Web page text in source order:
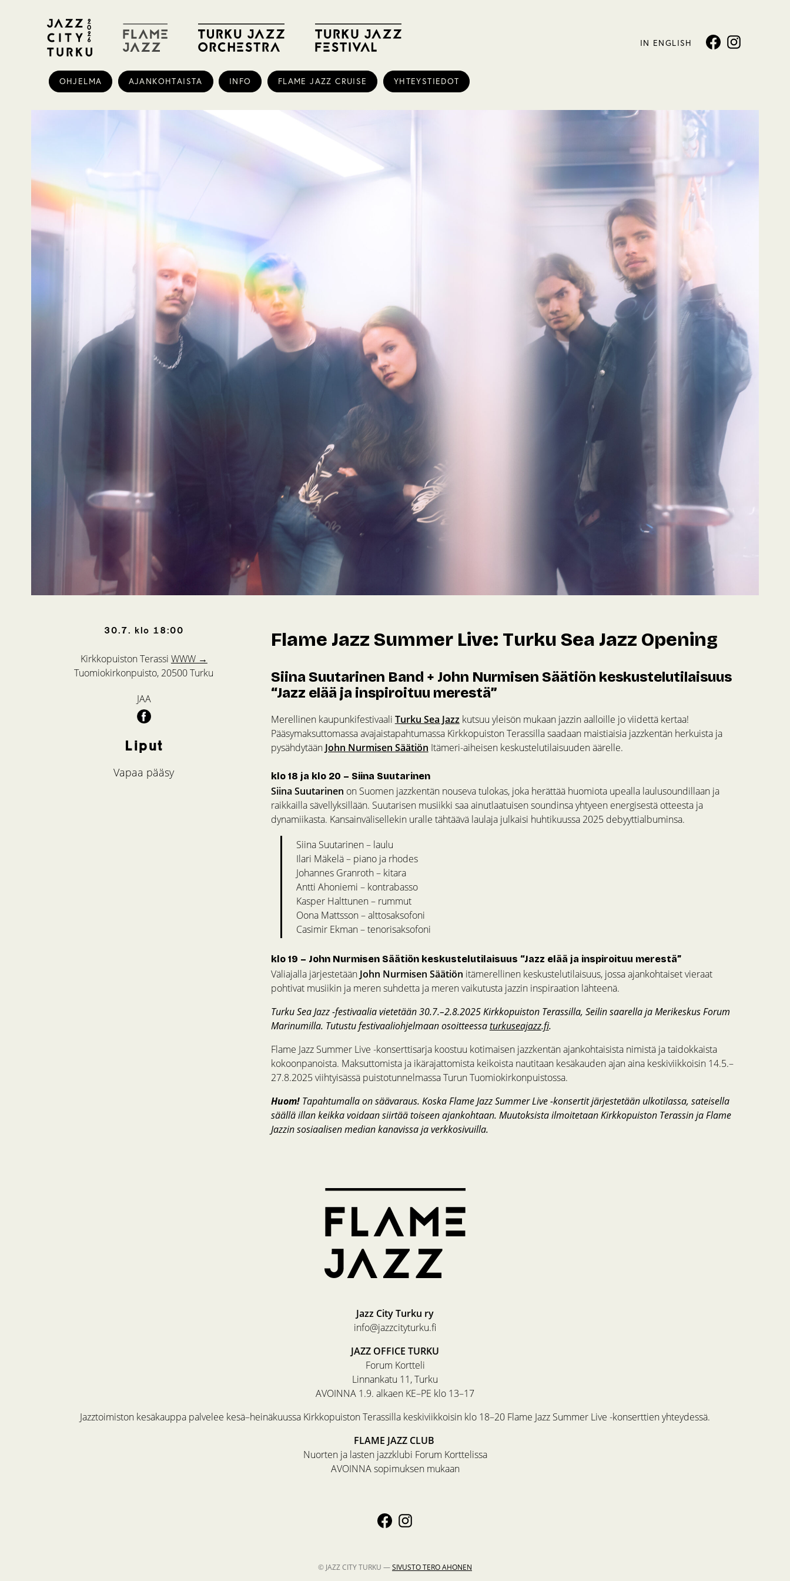
IN ENGLISH
OHJELMA AJANKOHTAISTA INFO FLAME JAZZ CRUISE YHTEYSTIEDOT
30.7. klo 18:00
Kirkkopuiston Terassi WWW →
Tuomiokirkonpuisto, 20500 Turku
JAA
Liput
Vapaa pääsy
Flame Jazz Summer Live: Turku Sea Jazz Opening
Siina Suutarinen Band + John Nurmisen Säätiön keskustelutilaisuus
“Jazz elää ja inspiroituu merestä”
Merellinen kaupunkifestivaali Turku Sea Jazz kutsuu yleisön mukaan jazzin aalloille jo viidettä kertaa!
Pääsymaksuttomassa avajaistapahtumassa Kirkkopuiston Terassilla saadaan maistiaisia jazzkentän herkuista ja
pysähdytään John Nurmisen Säätiön Itämeri-aiheisen keskustelutilaisuuden äärelle.
klo 18 ja klo 20 – Siina Suutarinen
Siina Suutarinen on Suomen jazzkentän nouseva tulokas, joka herättää huomiota upealla laulusoundillaan ja
raikkailla sävellyksillään. Suutarisen musiikki saa ainutlaatuisen soundinsa yhtyeen energisestä otteesta ja
dynamiikasta. Kansainvälisellekin uralle tähtäävä laulaja julkaisi huhtikuussa 2025 debyyttialbuminsa.
Siina Suutarinen – laulu
Ilari Mäkelä – piano ja rhodes
Johannes Granroth – kitara
Antti Ahoniemi – kontrabasso
Kasper Halttunen – rummut
Oona Mattsson – alttosaksofoni
Casimir Ekman – tenorisaksofoni
klo 19 – John Nurmisen Säätiön keskustelutilaisuus “Jazz elää ja inspiroituu merestä”
Väliajalla järjestetään John Nurmisen Säätiön itämerellinen keskustelutilaisuus, jossa ajankohtaiset vieraat
pohtivat musiikin ja meren suhdetta ja meren vaikutusta jazzin inspiraation lähteenä.
Turku Sea Jazz -festivaalia vietetään 30.7.–2.8.2025 Kirkkopuiston Terassilla, Seilin saarella ja Merikeskus Forum
Marinumilla. Tutustu festivaaliohjelmaan osoitteessaturkuseajazz.fi.
Flame Jazz Summer Live -konserttisarja koostuu kotimaisen jazzkentän ajankohtaisista nimistä ja taidokkaista
kokoonpanoista. Maksuttomista ja ikärajattomista keikoista nautitaan kesäkauden ajan aina keskiviikkoisin 14.5.–
27.8.2025 viihtyisässä puistotunnelmassa Turun Tuomiokirkonpuistossa.
Huom!Tapahtumalla on säävaraus. Koska Flame Jazz Summer Live -konsertit järjestetään ulkotilassa, sateisella
säällä illan keikka voidaan siirtää toiseen ajankohtaan. Muutoksista ilmoitetaan Kirkkopuiston Terassin ja Flame
Jazzin sosiaalisen median kanavissa ja verkkosivuilla.
Jazz City Turku ry
info@jazzcityturku.fi
JAZZ OFFICE TURKU
Forum Kortteli
Linnankatu 11, Turku
AVOINNA 1.9. alkaen KE–PE klo 13–17
Jazztoimiston kesäkauppa palvelee kesä–heinäkuussa Kirkkopuiston Terassilla keskiviikkoisin klo 18–20 Flame Jazz Summer Live -konserttien yhteydessä.
FLAME JAZZ CLUB
Nuorten ja lasten jazzklubi Forum Korttelissa
AVOINNA sopimuksen mukaan
© JAZZ CITY TURKU —SIVUSTOTERO AHONEN